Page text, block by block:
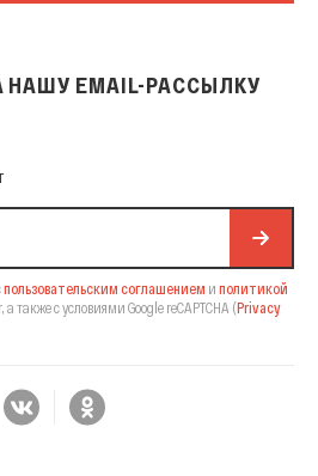
EMAIL-РАССЫЛКУ
рассылку
пользовательским соглашением и политикой
а также с условиями Google reCAPTCHA (Privacy